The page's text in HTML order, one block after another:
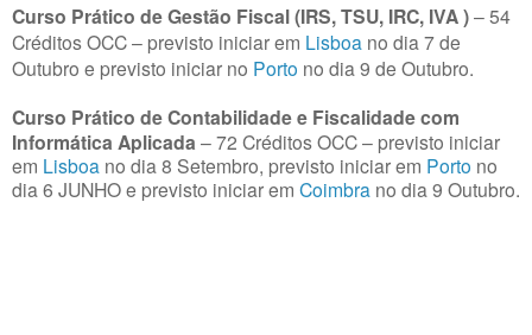
Curso Prático de Gestão Fiscal (IRS, TSU, IRC, IVA )– 54
Créditos OCC – previsto iniciar em Lisboa no dia 7 de
Outubro e previsto iniciar no Porto no dia 9 de Outubro.
Curso Prático de Contabilidade e Fiscalidade com
Informática Aplicada – 72 Créditos OCC – previsto iniciar
em Lisboa no dia 8 Setembro, previsto iniciar em Porto no
dia 6 JUNHO e previsto iniciar em Coimbra no dia 9 Outubro.